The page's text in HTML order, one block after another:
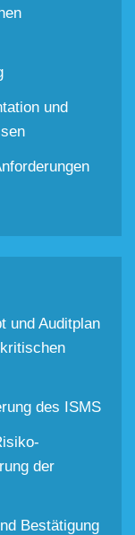
und
und Auditplan
des ISMS
der
Bestätigung